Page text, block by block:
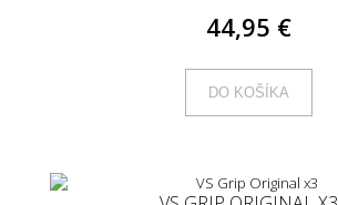
44,95 €
DO KOŠÍKA